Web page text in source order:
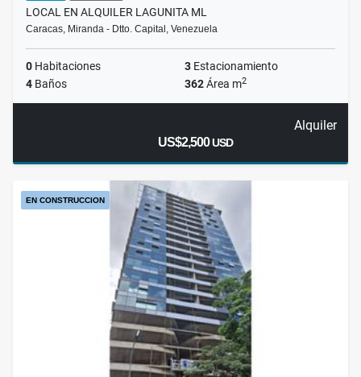
LOCAL EN ALQUILER LAGUNITA ML
Caracas, Miranda - Dtto. Capital, Venezuela
0 Habitaciones 3 Estacionamiento
4 Baños 362Área m2
Alquiler
US$2,500USD
EN CONSTRUCCION